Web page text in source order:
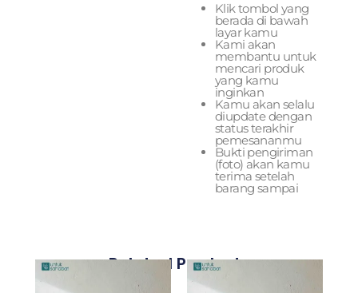
Klik tombol yang
berada di bawah
layar kamu
Kami akan
membantu untuk
mencari produk
yang kamu
inginkan
Kamu akan selalu
diupdate dengan
status terakhir
pemesananmu
Bukti pengiriman
(foto) akan kamu
terima setelah
barang sampai
Related Products